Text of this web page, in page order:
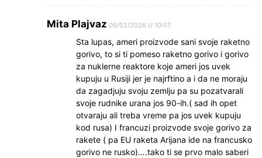
Mita Plajvaz 06/02/2026 U 10:07
Sta lupas, ameri proizvode sani svoje raketno
gorivo, to si ti pomeso raketno gorivo i gorivo
za nuklerne reaktore koje ameri jos uvek
kupuju u Rusiji jer je najrftino a i da ne moraju
da zagadjuju svoju zemlju pa su pozatvarali
svoje rudnike urana jos 90-ih.( sad ih opet
otvaraju ali treba vreme pa jos uvek kupuju
kod rusa) I francuzi proizvode svoje gorivo za
rakete ( pa EU raketa Arijana ide na francusko
gorivo ne rusko)….tako ti se prvo malo saberi